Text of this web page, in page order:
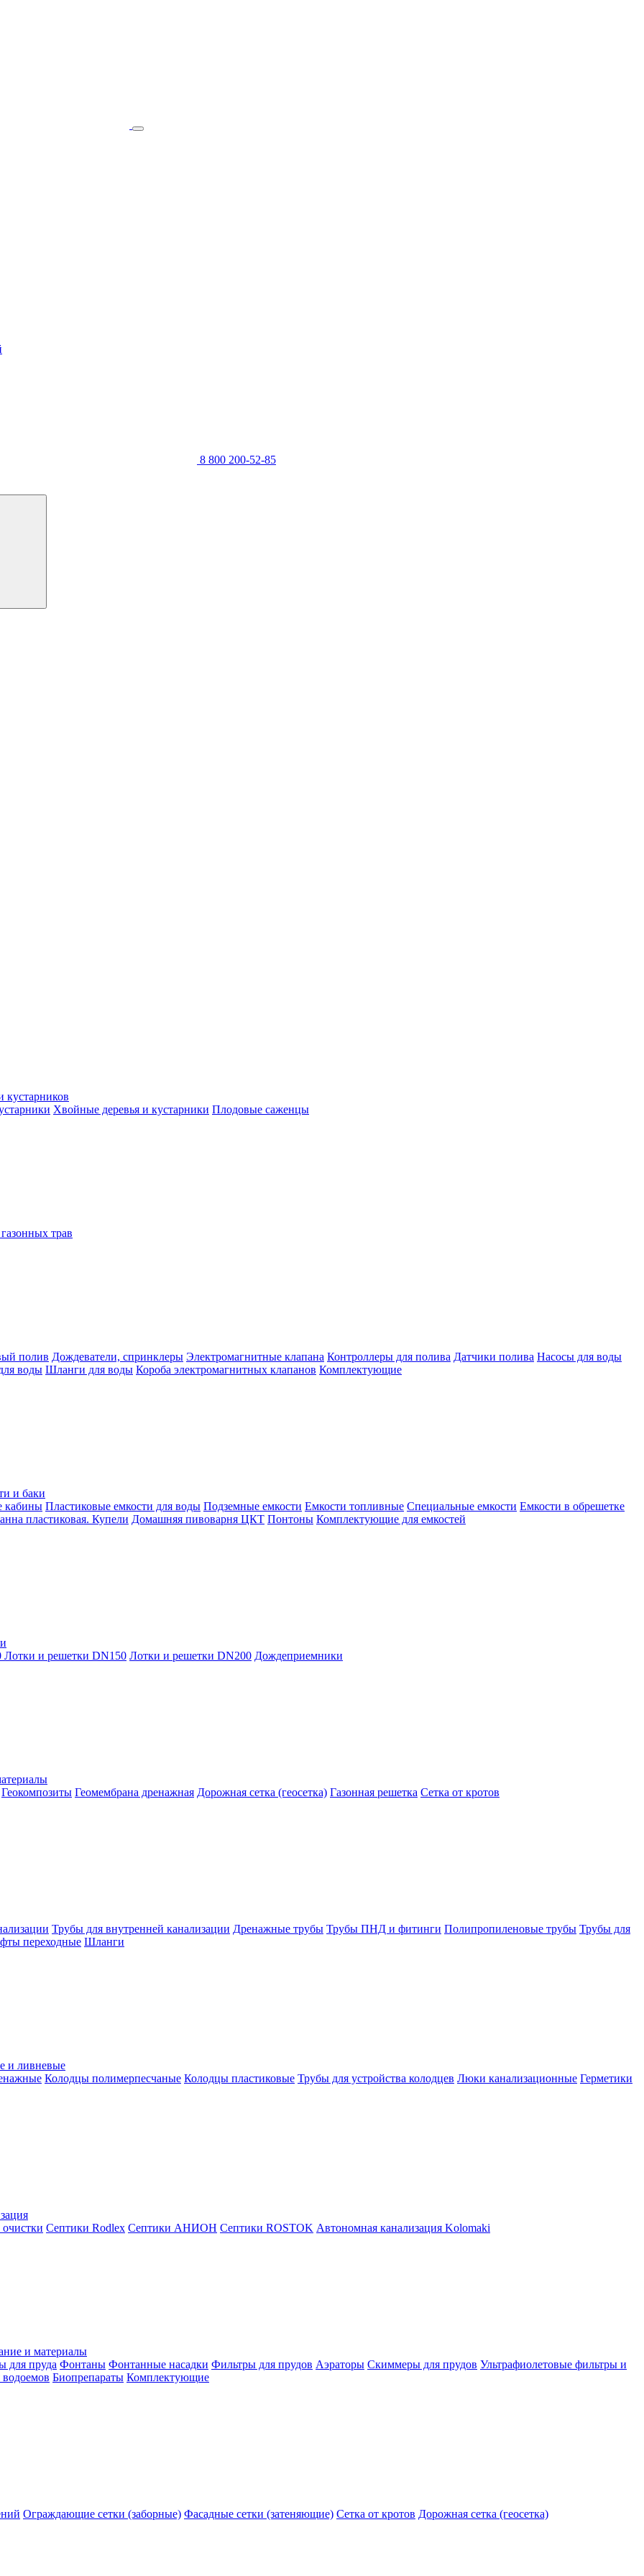
8 800 200-52-85
кустарников
Хвойные деревья и кустарники Плодовые саженцы
трав
полив Дождеватели, спринклеры Электромагнитные клапана Контроллеры для полива Датчики полива Насосы для воды
воды Шланги для воды Короба электромагнитных клапанов Комплектующие
и баки
кабины Пластиковые емкости для воды Подземные емкости Емкости топливные Специальные емкости Емкости в обрешетке
пластиковая. Купели Домашняя пивоварня ЦКТ Понтоны Комплектующие для емкостей
Лотки и решетки DN150 Лотки и решетки DN200 Дождеприемники
Геокомпозиты Геомембрана дренажная Дорожная сетка (геосетка) Газонная решетка Сетка от кротов
Трубы для внутренней канализации Дренажные трубы Трубы ПНД и фитинги Полипропиленовые трубы Трубы для
переходные Шланги
и ливневые
Колодцы полимерпесчаные Колодцы пластиковые Трубы для устройства колодцев Люки канализационные Герметики
Септики Rodlex Септики АНИОН Септики ROSTOK Автономная канализация Kolomaki
и материалы
для пруда Фонтаны Фонтанные насадки Фильтры для прудов Аэраторы Скиммеры для прудов Ультрафиолетовые фильтры и
Биопрепараты Комплектующие
Ограждающие сетки (заборные) Фасадные сетки (затеняющие) Сетка от кротов Дорожная сетка (геосетка)